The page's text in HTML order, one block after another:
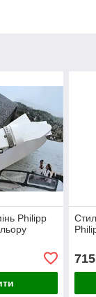
Philipp
715